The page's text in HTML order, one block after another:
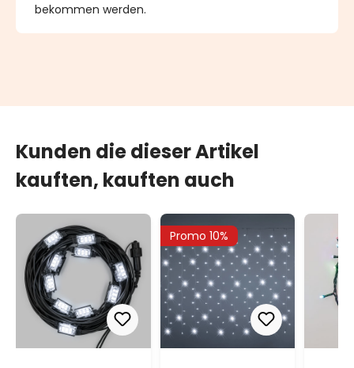
bekommen werden.
Kunden die dieser Artikel
kauften, kauften auch
Promo 10%